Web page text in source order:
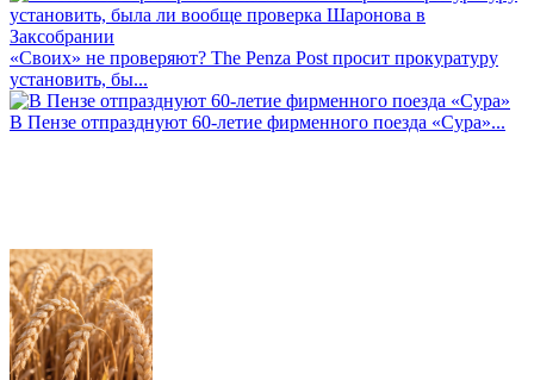
«Своих» не проверяют? The Penza Post просит прокуратуру
установить, бы...
В Пензе отпразднуют 60-летие фирменного поезда «Сура»...